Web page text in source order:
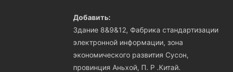
Добавить:
Здание 8&9&12, Фабрика стандартизации
электронной информации, зона
экономического развития Сусон,
провинция Аньхой, П. Р .Китай.